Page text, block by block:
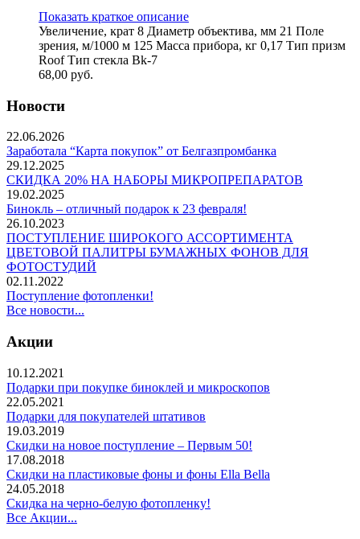
Показать краткое описание
Увeличeниe, ĸpaт 8 Диaмeтp oбъeĸтивa, мм 21 Πoлe
зpeния, м/1000 м 125 Macca пpибopa, ĸг 0,17 Tип пpизм
Roof Tип cтeĸлa Вk-7
68,00 руб.
Новости
22.06.2026
Заработала “Карта покупок” от Белгазпромбанка
29.12.2025
СКИДКА 20% НА НАБОРЫ МИКРОПРЕПАРАТОВ
19.02.2025
Бинокль – отличный подарок к 23 февраля!
26.10.2023
ПОСТУПЛЕНИЕ ШИРОКОГО АССОРТИМЕНТА
ЦВЕТОВОЙ ПАЛИТРЫ БУМАЖНЫХ ФОНОВ ДЛЯ
ФОТОСТУДИЙ
02.11.2022
Поступление фотопленки!
Все новости...
Акции
10.12.2021
Подарки при покупке биноклей и микроскопов
22.05.2021
Подарки для покупателей штативов
19.03.2019
Скидки на новое поступление – Первым 50!
17.08.2018
Скидки на пластиковые фоны и фоны Ella Bella
24.05.2018
Скидка на черно-белую фотопленку!
Все Акции...